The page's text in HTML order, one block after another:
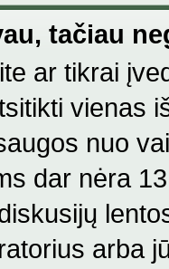
tačiau
ar tikrai
vienas
nuo
dar nėra
arba